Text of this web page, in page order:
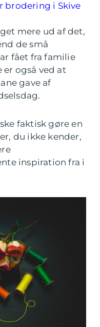
brodering i Skive
mere ud af det,
de små
fået fra familie
er også ved at
gave af
faktisk gøre en
du ikke kender,
inspiration fra i